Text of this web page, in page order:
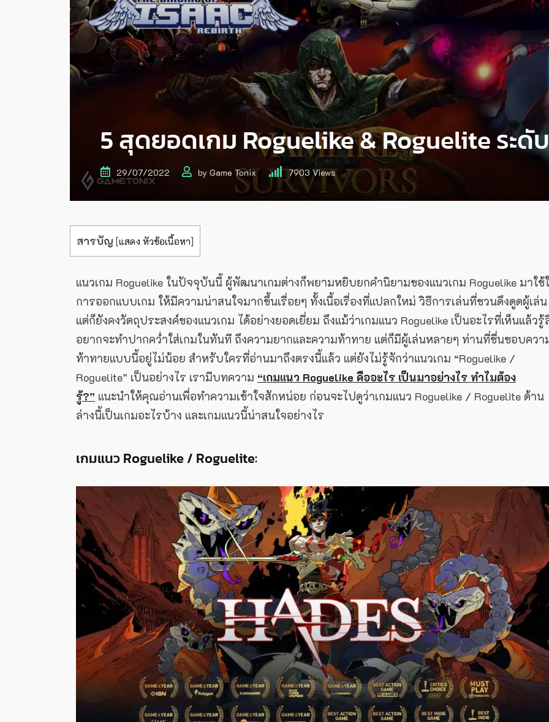
5 สุดยอดเกม Roguelike & Roguelite ระ
29/07/2022 by Game Tonix 7903 Views
สารบัญ [แสดง หัวข้อเนื้อหา]
แนวเกม Roguelike ในปัจจุบันนี้ ผู้พัฒนาเกมต่างก็พยามหยิบยกคำนิยามของแนวเกม Roguelike มาใช้
การออกแบบเกม ให้มีความน่าสนใจมากขึ้นเรื่อยๆ ทั้งเนื้อเรื่องที่แปลกใหม่ วิธีการเล่นที่ชวนดึงดูดผู้เล่น
แต่ก็ยังคงวัตถุประสงค์ของแนวเกม ได้อย่างยอดเยี่ยม ถึงแม้ว่าเกมแนว Roguelike เป็นอะไรที่เห็นแล้วรู้
อยากจะทำปากคว่ำใส่เกมในทันที ถึงความยากและความท้าทาย แต่ก็มีผู้เล่นหลายๆ ท่านที่ชื่นชอบควา
ท้าทายแบบนี้อยู่ไม่น้อย สำหรับใครที่อ่านมาถึงตรงนี้แล้ว แต่ยังไม่รู้จักว่าแนวเกม “Roguelike /
Roguelite” เป็นอย่างไร เรามีบทความ “เกมแนว Roguelike คืออะไร เป็นมาอย่างไร ทำไมต้อง
รู้?” แนะนำให้คุณอ่านเพื่อทำความเข้าใจสักหน่อย ก่อนจะไปดูว่าเกมแนว Roguelike / Roguelite ด้าน
ล่างนี้เป็นเกมอะไรบ้าง และเกมแนวนี้น่าสนใจอย่างไร
เกมแนว Roguelike / Roguelite: